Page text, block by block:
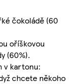
čokoládě (60
oříškovou
(60%).
v kartonu:
chcete někoho